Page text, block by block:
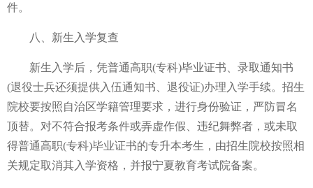
件。
八、新生入学复查
新生入学后，凭普通高职(专科)毕业证书、录取通知书
(退役士兵还须提供入伍通知书、退役证)办理入学手续。招生
院校要按照自治区学籍管理要求，进行身份验证，严防冒名
顶替。对不符合报考条件或弄虚作假、违纪舞弊者，或未取
得普通高职(专科)毕业证书的专升本考生，由招生院校按照相
关规定取消其入学资格，并报宁夏教育考试院备案。